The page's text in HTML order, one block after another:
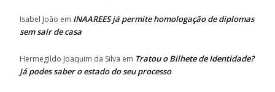
Isabel João em INAAREES já permite homologação de diplomas
sem sair de casa
Hermegildo Joaquim da Silva em Tratou o Bilhete de Identidade?
Já podes saber o estado do seu processo